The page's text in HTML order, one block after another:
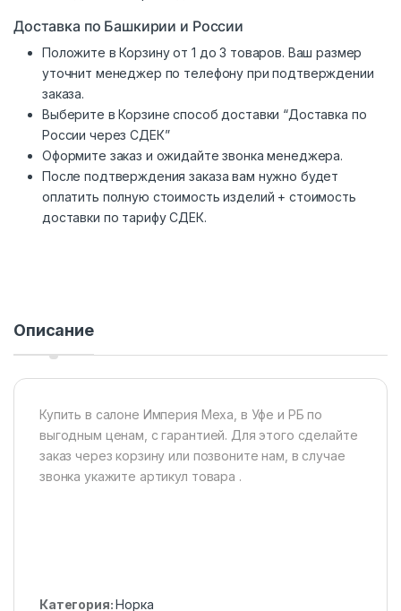
Доставка по Башкирии и России
Положите в Корзину от 1 до 3 товаров. Ваш размер
уточнит менеджер по телефону при подтверждении
заказа.
Выберите в Корзине способ доставки “Доставка по
России через СДЕК”
Оформите заказ и ожидайте звонка менеджера.
После подтверждения заказа вам нужно будет
оплатить полную стоимость изделий + стоимость
доставки по тарифу СДЕК.
Описание
Купить в салоне Империя Меха, в Уфе и РБ по
выгодным ценам, с гарантией. Для этого сделайте
заказ через корзину или позвоните нам, в случае
звонка укажите артикул товара .
Категория:Норка